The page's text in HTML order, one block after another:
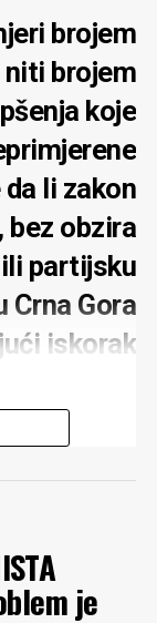
brojem
brojem
koje
li zakon
bez obzira
partijsku
Crna Gora
iskorak
kompleksa
ste krivičnu
prevazilazi ovaj
Gori potrebne
je